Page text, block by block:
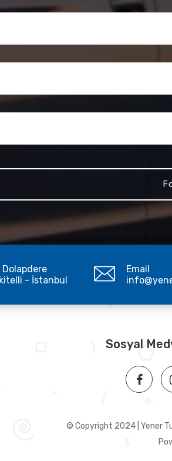
- İstanbul
Email
Sosyal
© Copyright 2024 | Yener